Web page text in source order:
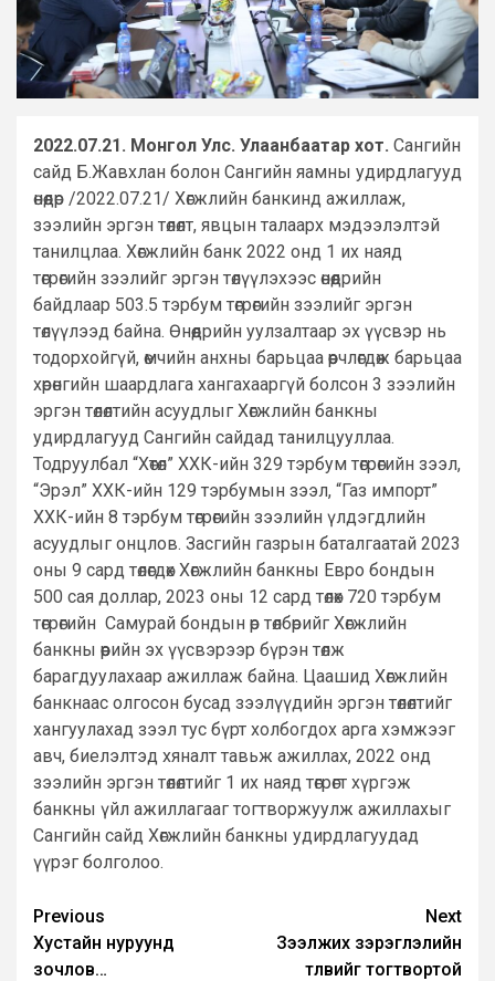
2022.07.21. Монгол Улс. Улаанбаатар хот. Сангийн
сайд Б.Жавхлан болон Сангийн яамны удирдлагууд
өнөөдөр /2022.07.21/ Хөгжлийн банкинд ажиллаж,
зээлийн эргэн төлөлт, явцын талаарх мэдээлэлтэй
танилцлаа. Хөгжлийн банк 2022 онд 1 их наяд
төгрөгийн зээлийг эргэн төлүүлэхээс өнөөдрийн
байдлаар 503.5 тэрбум төгрөгийн зээлийг эргэн
төлүүлээд байна. Өнөөдрийн уулзалтаар эх үүсвэр нь
тодорхойгүй, өмчийн анхны барьцаа өөрчлөгдөж барьцаа
хөрөнгийн шаардлага хангахааргүй болсон 3 зээлийн
эргэн төлөлтийн асуудлыг Хөгжлийн банкны
удирдлагууд Сангийн сайдад танилцууллаа.
Тодруулбал “Хөтөл” ХХК-ийн 329 тэрбум төгрөгийн зээл,
“Эрэл” ХХК-ийн 129 тэрбумын зээл, “Газ импорт”
ХХК-ийн 8 тэрбум төгрөгийн зээлийн үлдэгдлийн
асуудлыг онцлов. Засгийн газрын баталгаатай 2023
оны 9 сард төлөгдөх Хөгжлийн банкны Евро бондын
500 сая доллар, 2023 оны 12 сард төлөх 720 тэрбум
төгрөгийн Самурай бондын өр төлбөрийг Хөгжлийн
банкны өөрийн эх үүсвэрээр бүрэн төлж
барагдуулахаар ажиллаж байна. Цаашид Хөгжлийн
банкнаас олгосон бусад зээлүүдийн эргэн төлөлтийг
хангуулахад зээл тус бүрт холбогдох арга хэмжээг
авч, биелэлтэд хяналт тавьж ажиллах, 2022 онд
зээлийн эргэн төлөлтийг 1 их наяд төгрөгт хүргэж
банкны үйл ажиллагааг тогтворжуулж ажиллахыг
Сангийн сайд Хөгжлийн банкны удирдлагуудад
үүрэг болголоо.
Post
navigation
Previous
Хустайн нуруунд
зочлов…
Next
Зээлжих зэрэглэлийн
төлөвийг тогтвортой